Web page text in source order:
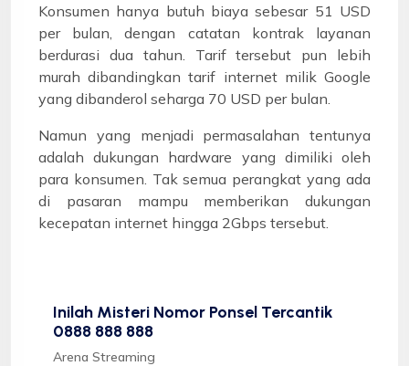
Konsumen hanya butuh biaya sebesar 51 USD
per bulan, dengan catatan kontrak layanan
berdurasi dua tahun. Tarif tersebut pun lebih
murah dibandingkan tarif internet milik Google
yang dibanderol seharga 70 USD per bulan.
Namun yang menjadi permasalahan tentunya
adalah dukungan hardware yang dimiliki oleh
para konsumen. Tak semua perangkat yang ada
di pasaran mampu memberikan dukungan
kecepatan internet hingga 2Gbps tersebut.
Inilah Misteri Nomor Ponsel Tercantik
0888 888 888
Arena Streaming